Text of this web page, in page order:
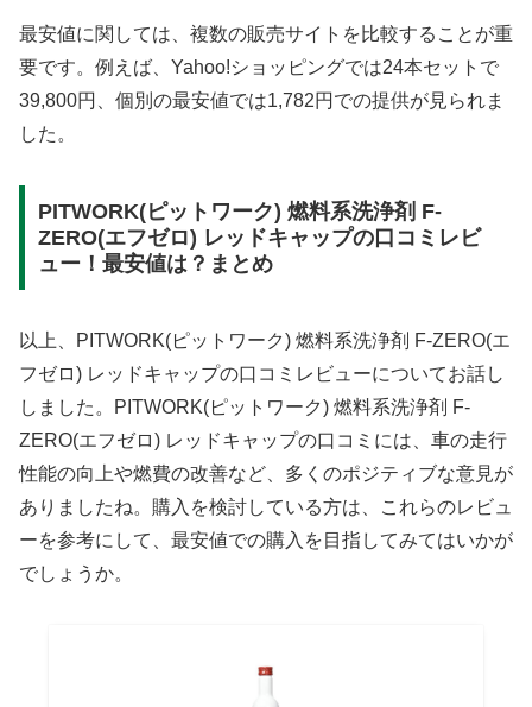
最安値に関しては、複数の販売サイトを比較することが重
要です。例えば、Yahoo!ショッピングでは24本セットで
39,800円、個別の最安値では1,782円での提供が見られま
した。
PITWORK(ピットワーク) 燃料系洗浄剤 F-
ZERO(エフゼロ) レッドキャップの口コミレビ
ュー！最安値は？まとめ
以上、PITWORK(ピットワーク) 燃料系洗浄剤 F-ZERO(エ
フゼロ) レッドキャップの口コミレビューについてお話し
しました。PITWORK(ピットワーク) 燃料系洗浄剤 F-
ZERO(エフゼロ) レッドキャップの口コミには、車の走行
性能の向上や燃費の改善など、多くのポジティブな意見が
ありましたね。購入を検討している方は、これらのレビュ
ーを参考にして、最安値での購入を目指してみてはいかが
でしょうか。